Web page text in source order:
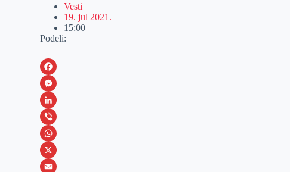
Vesti
19. jul 2021.
15:00
Podeli:
F
a
c
e
b
o
M
e
s
s
e
L
i
n
k
V
i
b
W
h
X